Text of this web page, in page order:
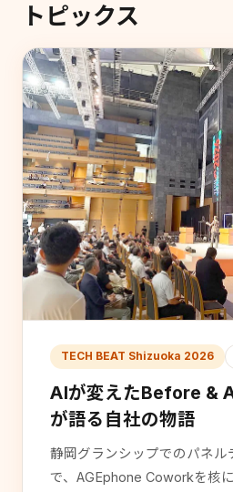
トピックス
TECH BEAT Shizuoka 2026
AIが変えたBefore &
が語る自社の物語
静岡グランシップでのパネル
で、AGEphone Coworkを核